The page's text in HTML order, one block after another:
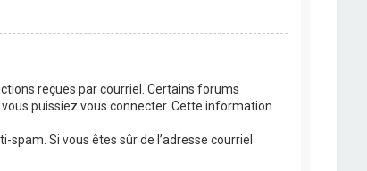
reçues par courriel. Certains forums
puissiez vous connecter. Cette information
Si vous êtes sûr de l’adresse courriel